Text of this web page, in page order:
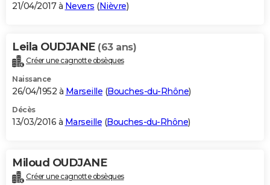
21/04/2017 à Nevers (Nièvre)
Leila OUDJANE (63 ans)
Créer une cagnotte obsèques
Naissance
26/04/1952 à Marseille (Bouches-du-Rhône)
Décès
13/03/2016 à Marseille (Bouches-du-Rhône)
Miloud OUDJANE
Créer une cagnotte obsèques